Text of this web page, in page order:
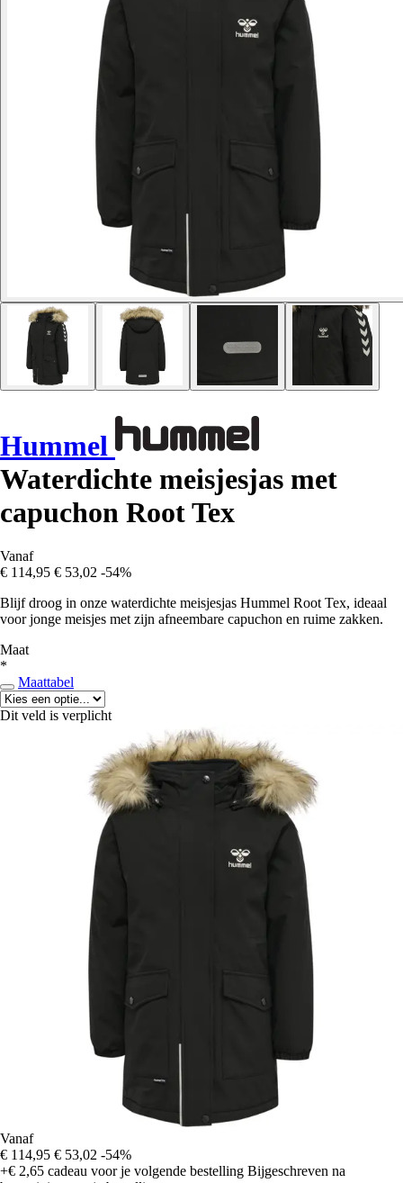
Hummel
Waterdichte meisjesjas met
capuchon Root Tex
Vanaf
€ 114,95 € 53,02 -54%
Blijf droog in onze waterdichte meisjesjas Hummel Root Tex, ideaal
voor jonge meisjes met zijn afneembare capuchon en ruime zakken.
Maat
*
Maattabel
Dit veld is verplicht
Vanaf
€ 114,95 € 53,02 -54%
+€ 2,65 cadeau voor je volgende bestelling Bijgeschreven na